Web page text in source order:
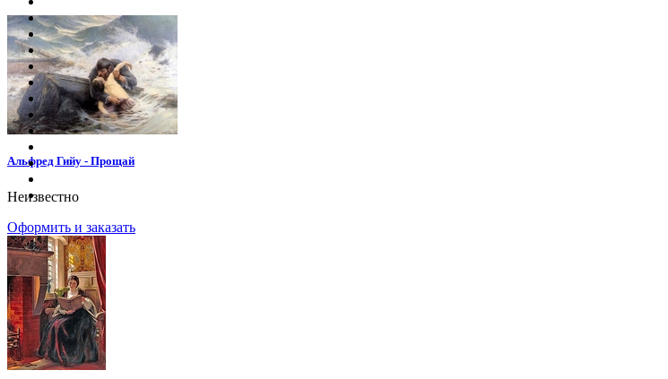
Альфред Гийу - Прощай
Неизвестно
Оформить и заказать